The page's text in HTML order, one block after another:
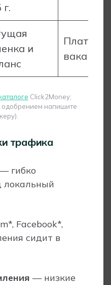
и
вака
Click2Money;
одобрением напишите
трафика
гибко
локальный
Facebook*,
сидит в
— низкие